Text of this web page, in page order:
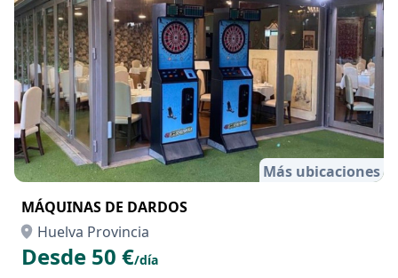
Más ubicaciones
MÁQUINAS DE DARDOS
Huelva Provincia
Desde 50 €/día